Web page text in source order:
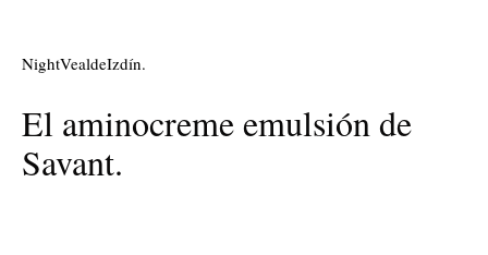
NightVealdeIzdín.
El aminocreme emulsión de
Savant.